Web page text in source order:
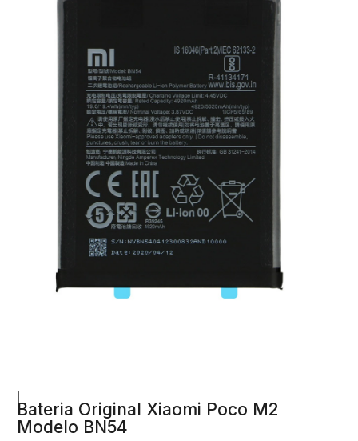
Bateria Original Xiaomi Poco M2
Modelo BN54